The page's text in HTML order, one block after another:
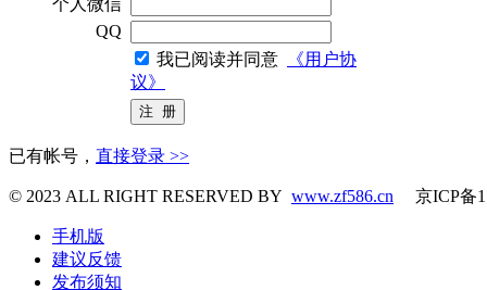
QQ
我已阅读并同意
《用户协
议》
已有帐号， 直接登录 >>
© 2023 ALL RIGHT RESERVED BY www.zf586.cn 京ICP备
手机版
建议反馈
发布须知